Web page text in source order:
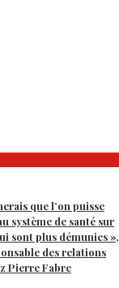
que l’on puisse
système de santé sur
sont plus démunies »,
des relations
Pierre Fabre